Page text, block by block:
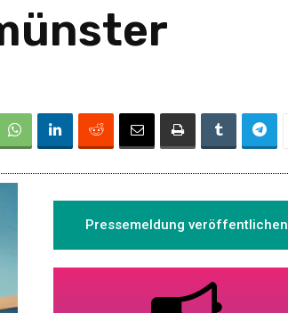
Pressemeldung veröffentlichen